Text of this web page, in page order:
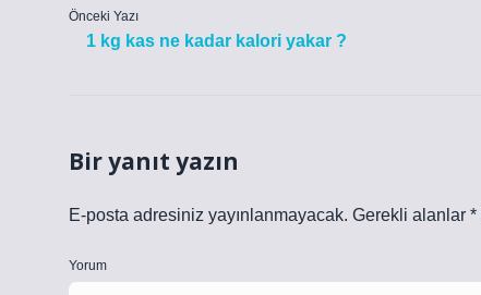
Önceki Yazı
1 kg kas ne kadar kalori yakar ?
Bir yanıt yazın
E-posta adresiniz yayınlanmayacak. Gerekli alanlar *
Yorum